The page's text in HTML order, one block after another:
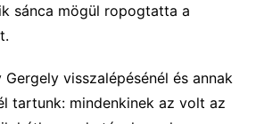
sánca mögül ropogtatta a
Gergely visszalépésénél és annak
tartunk: mindenkinek az volt az